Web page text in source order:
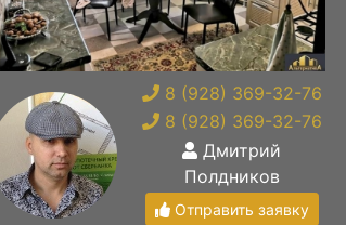
8 (928) 369-32-76
8 (928) 369-32-76
Дмитрий
Полдников
Отправить заявку